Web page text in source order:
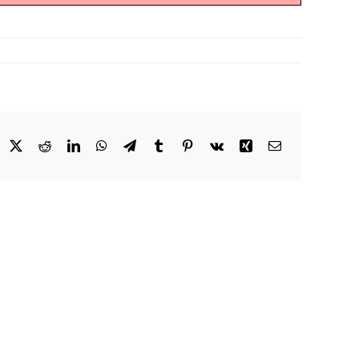
Facebook RedditLinkedInWhatsApp
TelegramTumblr Pinterest
Vk Xing Email